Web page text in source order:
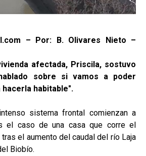
– Por: B. Olivares Nieto –
afectada, Priscila, sostuvo
sobre si vamos a poder
habitable".
sistema frontal comienzan a
el caso de una casa que corre el
el aumento del caudal del río Laja
Biobío.